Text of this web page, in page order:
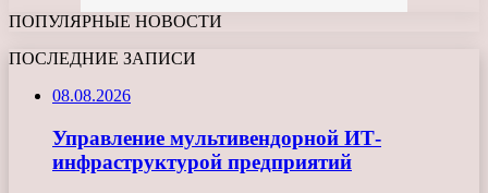
ПОПУЛЯРНЫЕ НОВОСТИ
ПОСЛЕДНИЕ ЗАПИСИ
08.08.2026
Управление мультивендорной ИТ-
инфраструктурой предприятий